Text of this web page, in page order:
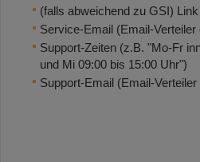
(falls abweichend zu GSI)
Service-Email (Email-
Support-Zeiten (z.B. "Mo-Fr
und Mi 09:00 bis 15:00 Uhr")
Support-Email (Email-